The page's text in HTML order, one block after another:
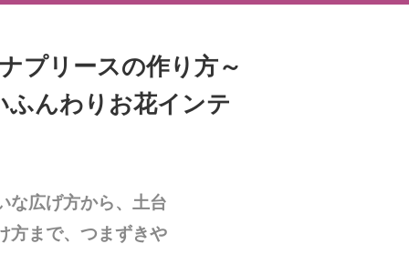
プリースの作り方～
ふんわりお花インテ
な広げ方から、土台
方まで、つまずきや